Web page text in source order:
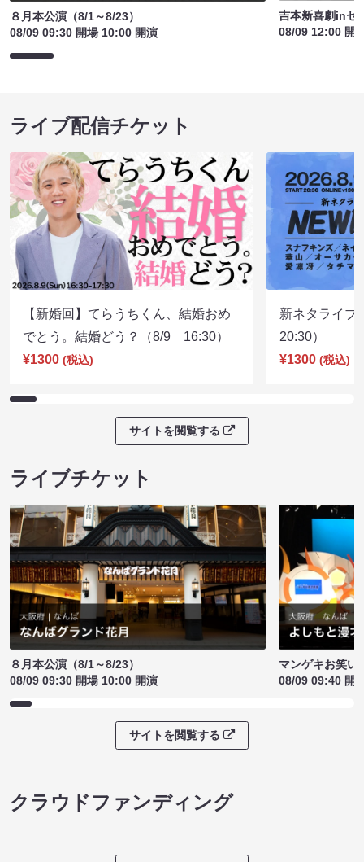
８月本公演（8/1～8/23）
08/09 09:30 開場 10:00 開演
吉本新喜劇inセ
08/09 12:00 開
ライブ配信チケット
【新婚回】てらうちくん、結婚おめ
でとう。結婚どう？（8/9 16:30）
¥1300 (税込)
新ネタライ
20:30）
¥1300 (税込)
サイトを閲覧する
ライブチケット
８月本公演（8/1～8/23）
08/09 09:30 開場 10:00 開演
マンゲキお笑い
08/09 09:40 開
サイトを閲覧する
クラウドファンディング